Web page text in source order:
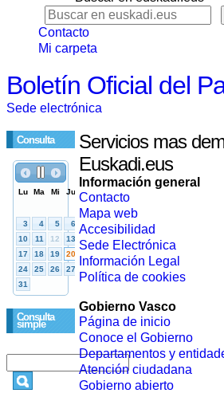
Contacto
Mi carpeta
Boletín Oficial del
Sede electrónica
Consulta
Consulta
simple
Servicios mas
Euskadi.eus
Información general
Contacto
Mapa web
Accesibilidad
Sede Electrónica
Información Legal
Política de cookies
Gobierno Vasco
Página de inicio
Conoce el Gobierno
Departamentos y
Atención ciudadana
Gobierno abierto